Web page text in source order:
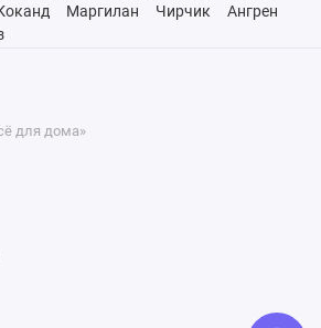
Маргилан Чирчик
Ангрен
для дома»